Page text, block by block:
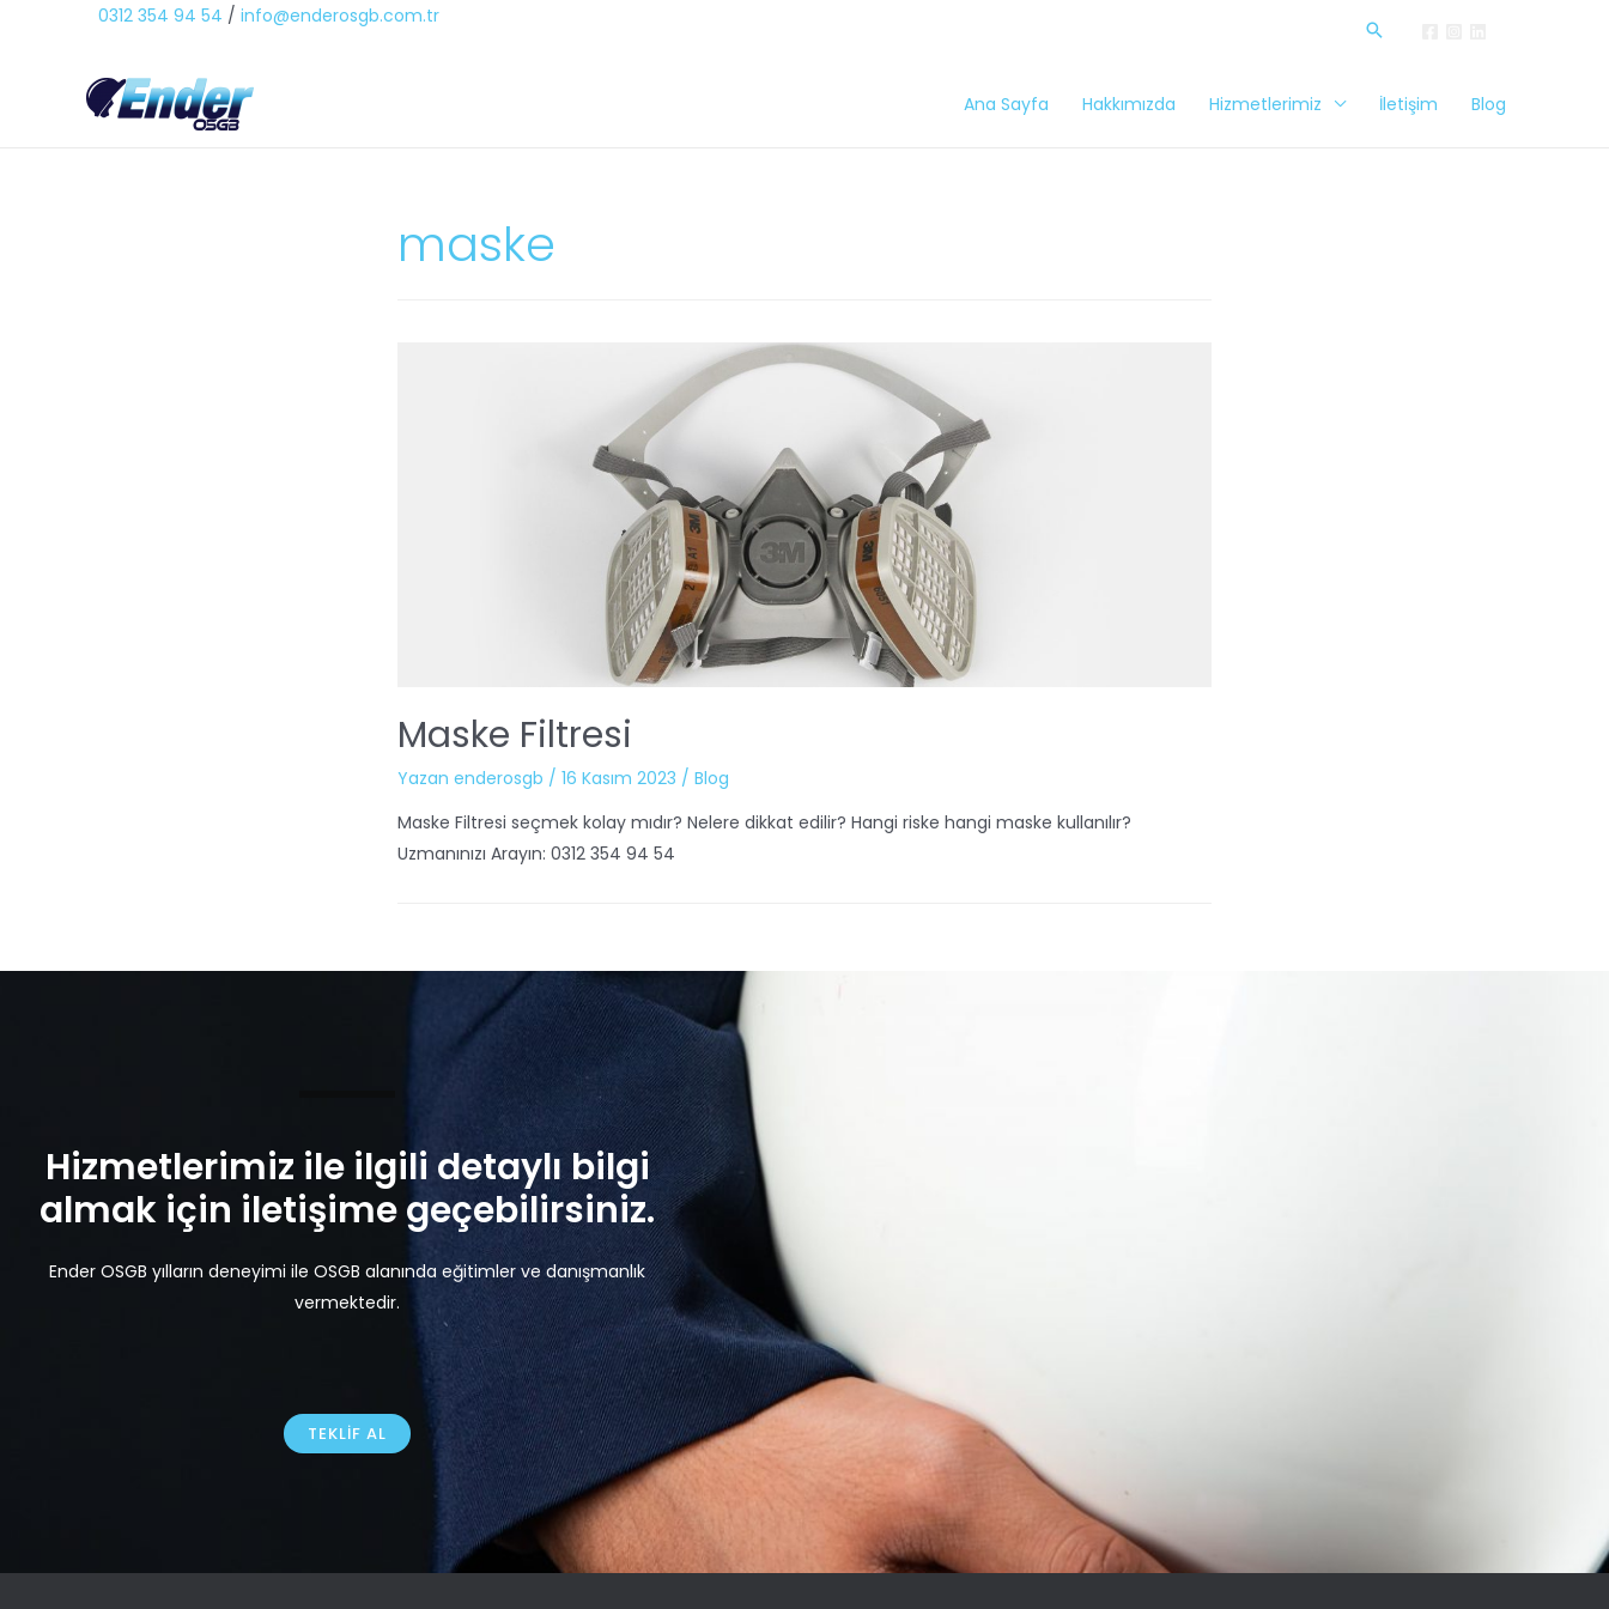
0312 354 94 54 / info@enderosgb.com.tr
Ana Sayfa Hakkımızda Hizmetlerimiz İletişim Blog
maske
Maske Filtresi
Yazan enderosgb / 16 Kasım 2023 / Blog
Maske Filtresi seçmek kolay mıdır? Nelere dikkat edilir? Hangi riske hangi maske kullanılır?
Uzmanınızı Arayın: 0312 354 94 54
Hizmetlerimiz ile ilgili detaylı bilgi
almak için iletişime geçebilirsiniz.
Ender OSGB yılların deneyimi ile OSGB alanında eğitimler ve danışmanlık
vermektedir.
TEKLIF AL